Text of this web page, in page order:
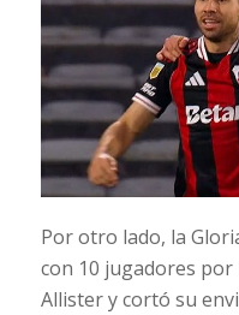
Por otro lado, la
con 10 jugadores por
Allister y cortó su